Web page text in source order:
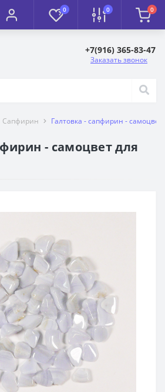
0 0 0
+7(916) 365-83-47
Заказать звонок
Сапфирин Галтовка - сапфирин - самоцвет
- самоцвет для